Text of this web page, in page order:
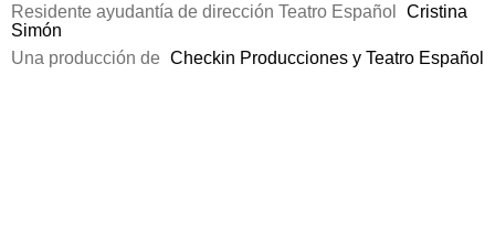
Residente ayudantía de dirección Teatro Español
Cristina
Simón
Una producción de Checkin Producciones y Teatro Español